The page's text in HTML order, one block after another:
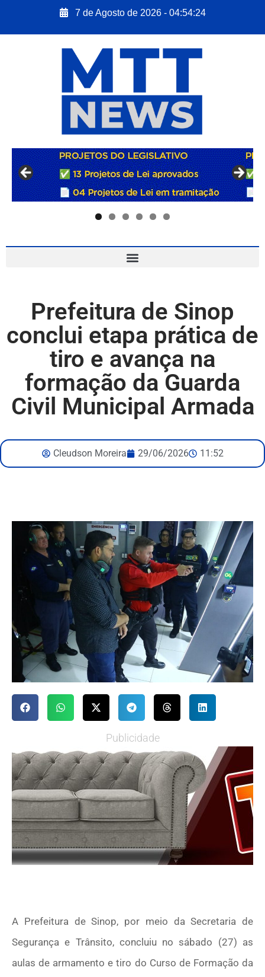
7 de Agosto de 2026 - 04:54:25
Prefeitura de Sinop
conclui etapa prática de
tiro e avança na
formação da Guarda
Civil Municipal Armada
Cleudson Moreira 29/06/2026 11:52
Publicidade
A Prefeitura de Sinop, por meio da Secretaria de
Segurança e Trânsito, concluiu no sábado (27) as
aulas de armamento e tiro do Curso de Formação da